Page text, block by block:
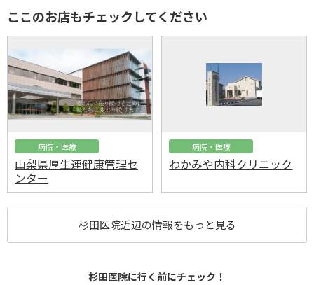
ここのお店もチェックしてください
病院・医療
山梨県厚生連健康管理セ
ンター
病院・医療
わかみや内科クリニック
杉田医院近辺の情報をもっと見る
杉田医院に行く前にチェック！